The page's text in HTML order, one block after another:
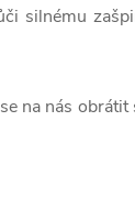
silnému
na nás